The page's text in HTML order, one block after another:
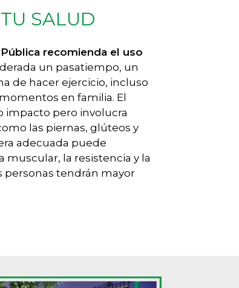
SALUD
recomienda el uso
un pasatiempo, un
de hacer ejercicio, incluso
en familia. El
impacto pero involucra
las piernas, glúteos y
adecuada puede
la resistencia y la
personas tendrán mayor